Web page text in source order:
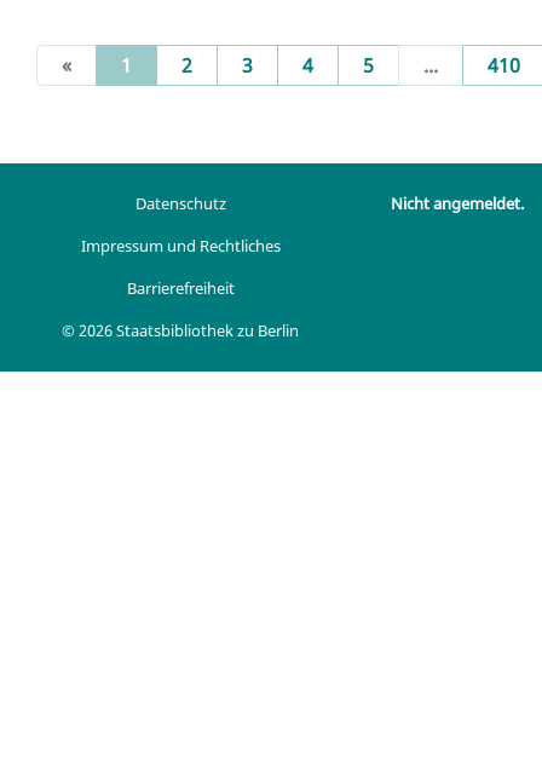
« 1 (current)
2 3 4 5 ... 410
Datenschutz
Impressum und Rechtliches
Barrierefreiheit
© 2026 Staatsbibliothek zu Berlin
Nicht angemeldet.